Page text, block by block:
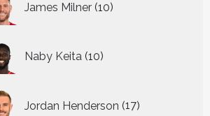
James Milner 10
producten
Naby Keita 10
producten
Jordan Henderson 17
producten